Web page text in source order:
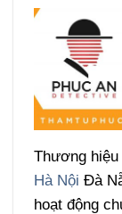
Thương
Hà Nội Đà
hoạt động